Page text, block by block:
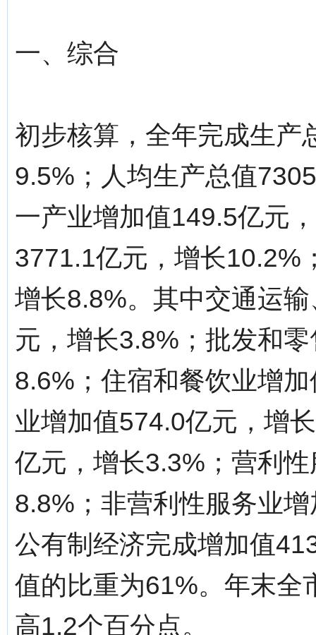
一、综合
初步核算，全年完成生产
9.5%；人均生产总值
一产业增加值149.5亿元
3771.1亿元，增长10.2%
增长8.8%。其中交通运
元，增长3.8%；批发和
8.6%；住宿和餐饮业增
业增加值574.0亿元，增
亿元，增长3.3%；营利
8.8%；非营利性服务业
公有制经济完成增加值
值的比重为61%。年末全
高1.2个百分点。